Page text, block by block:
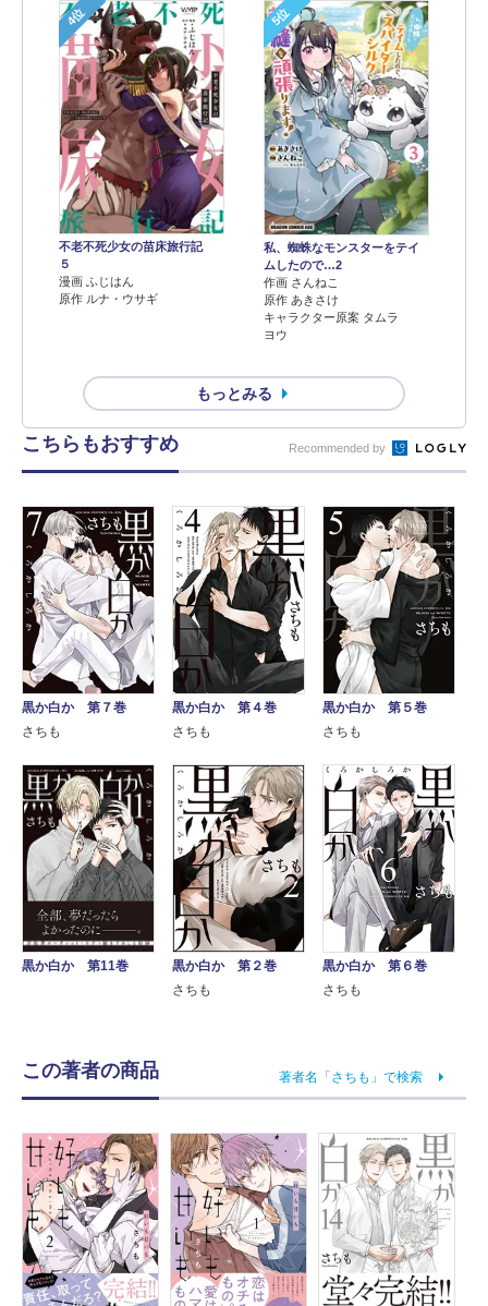
4位
不老不死少女の苗床旅行記
５
漫画 ふじはん
原作 ルナ・ウサギ
5位
私、蜘蛛なモンスターをテイ
ムしたので…2
作画 さんねこ
原作 あきさけ
キャラクター原案 タムラ
ヨウ
もっとみる
こちらもおすすめ Recommended by
黒か白か 第７巻
さちも
黒か白か 第４巻
さちも
黒か白か 第５巻
さちも
黒か白か 第11巻
黒か白か 第２巻
さちも
黒か白か 第６巻
さちも
この著者の商品 著者名「さちも」で検索